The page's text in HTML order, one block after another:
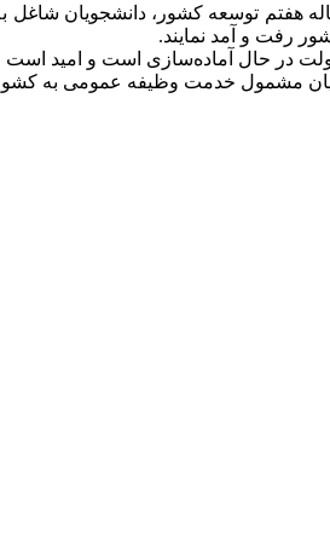
هفتم توسعه کشور، دانشجویان شاغل
رفت و آمد نمایند.
در حال آماده‌سازی است و امید است
مشمول خدمت وظیفه عمومی به